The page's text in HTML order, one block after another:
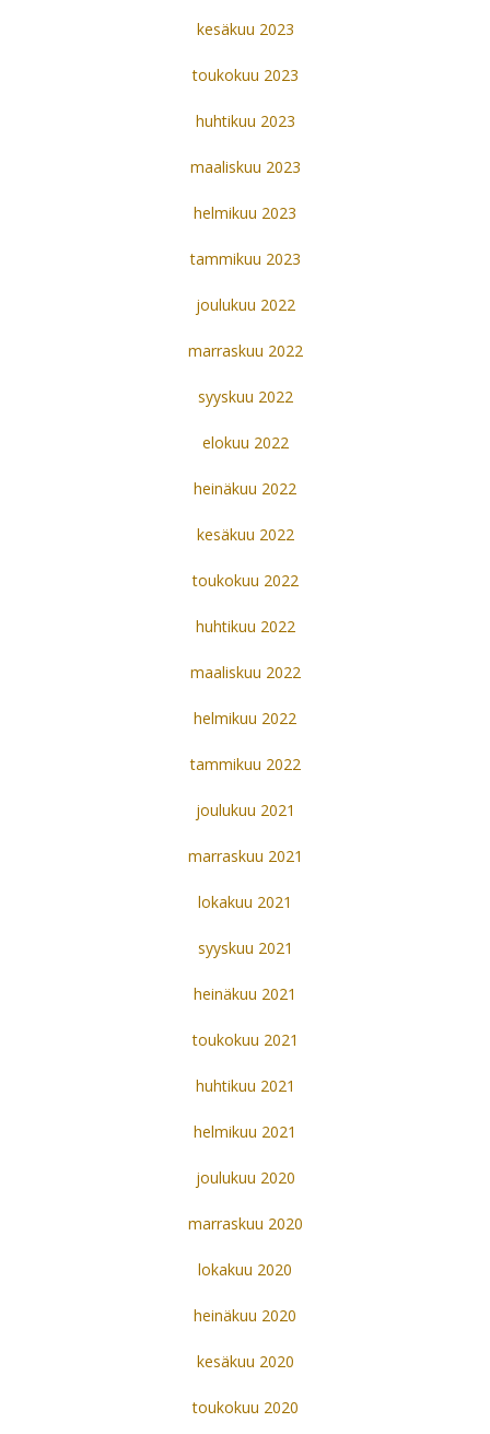
kesäkuu 2023
toukokuu 2023
huhtikuu 2023
maaliskuu 2023
helmikuu 2023
tammikuu 2023
joulukuu 2022
marraskuu 2022
syyskuu 2022
elokuu 2022
heinäkuu 2022
kesäkuu 2022
toukokuu 2022
huhtikuu 2022
maaliskuu 2022
helmikuu 2022
tammikuu 2022
joulukuu 2021
marraskuu 2021
lokakuu 2021
syyskuu 2021
heinäkuu 2021
toukokuu 2021
huhtikuu 2021
helmikuu 2021
joulukuu 2020
marraskuu 2020
lokakuu 2020
heinäkuu 2020
kesäkuu 2020
toukokuu 2020